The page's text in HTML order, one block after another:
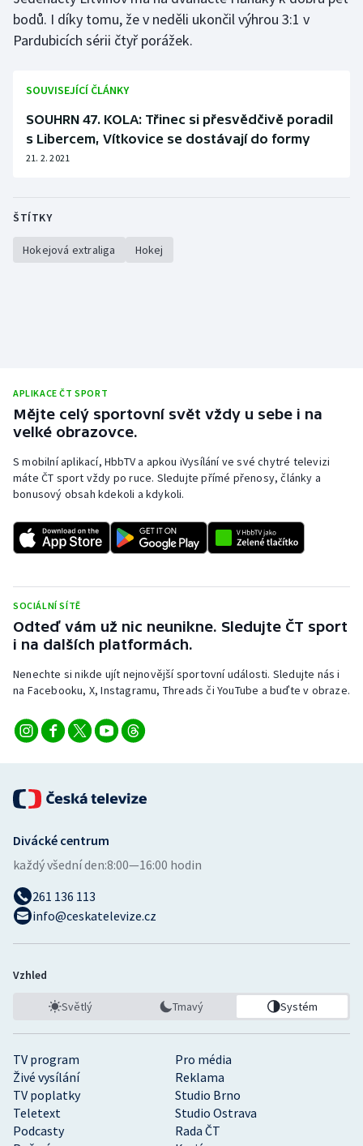
bodů. I díky tomu, že v neděli ukončil výhrou 3:1 v
Pardubicích sérii čtyř porážek.
SOUVISEJÍCÍ ČLÁNKY
SOUHRN 47. KOLA: Třinec si přesvědčivě poradil
s Libercem, Vítkovice se dostávají do formy
21. 2. 2021
ŠTÍTKY
Hokejová extraliga Hokej
APLIKACE ČT SPORT
Mějte celý sportovní svět vždy u sebe i na
velké obrazovce.
S mobilní aplikací, HbbTV a apkou iVysílání ve své chytré televizi
máte ČT sport vždy po ruce. Sledujte přímé přenosy, články a
bonusový obsah kdekoli a kdykoli.
SOCIÁLNÍ SÍTĚ
Odteď vám už nic neunikne. Sledujte ČT sport
i na dalších platformách.
Nenechte si nikde ujít nejnovější sportovní události. Sledujte nás i
na Facebooku, X, Instagramu, Threads či YouTube a buďte v obraze.
TV program
Pro média
Živé vysílání
Reklama
TV poplatky
Studio Brno
Teletext
Studio Ostrava
Podcasty
Rada ČT
Divácké centrum
každý všední den:8:00—16:00 hodin
261 136 113
info@ceskatelevize.cz
Vzhled
Světlý Tmavý Systém